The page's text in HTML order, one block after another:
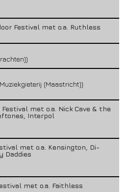
Festival met o.a. Ruthless
(Maastricht))
Festival met o.a. Nick Cave & the
Interpol
met o.a. Kensington, Di-
Daddies
met o.a. Faithless